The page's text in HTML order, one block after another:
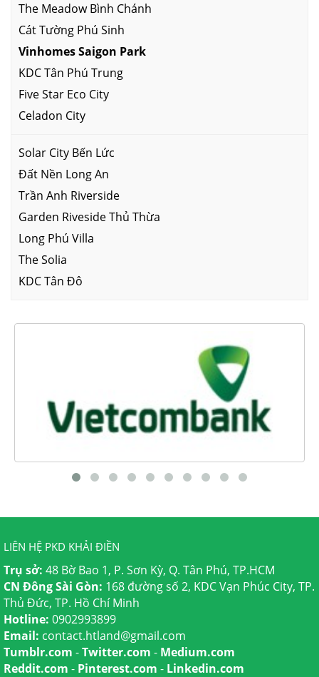
The Meadow Bình Chánh
Cát Tường Phú Sinh
Vinhomes Saigon Park
KDC Tân Phú Trung
Five Star Eco City
Celadon City
Solar City Bến Lức
Đất Nền Long An
Trần Anh Riverside
Garden Riveside Thủ Thừa
Long Phú Villa
The Solia
KDC Tân Đô
LIÊN HỆ PKD KHẢI ĐIỀN
Trụ sở: 48 Bờ Bao 1, P. Sơn Kỳ, Q. Tân Phú, TP.HCM
CN Đông Sài Gòn: 168 đường số 2, KDC Vạn Phúc City, TP.
Thủ Đức, TP. Hồ Chí Minh
Hotline: 0902993899
Email: contact.htland@gmail.com
Tumblr.com -Twitter.com - Medium.com
Reddit.com - Pinterest.com - Linkedin.com